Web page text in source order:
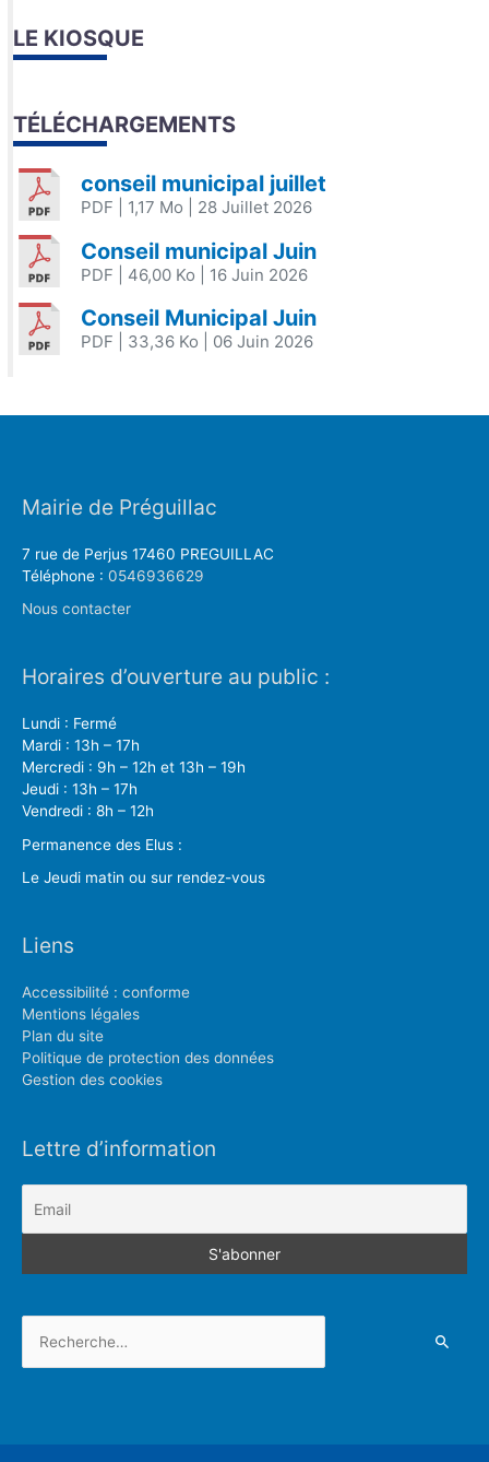
LE KIOSQUE
TÉLÉCHARGEMENTS
conseil municipal juillet
PDF | 1,17 Mo | 28 Juillet 2026
Conseil municipal Juin
PDF | 46,00 Ko | 16 Juin 2026
Conseil Municipal Juin
PDF | 33,36 Ko | 06 Juin 2026
Mairie de Préguillac
7 rue de Perjus 17460 PREGUILLAC
Téléphone : 0546936629
Nous contacter
Horaires d’ouverture au public :
Lundi : Fermé
Mardi : 13h – 17h
Mercredi : 9h – 12h et 13h – 19h
Jeudi : 13h – 17h
Vendredi : 8h – 12h
Permanence des Elus :
Le Jeudi matin ou sur rendez-vous
Liens
Accessibilité : conforme
Mentions légales
Plan du site
Politique de protection des données
Gestion des cookies
Lettre d’information